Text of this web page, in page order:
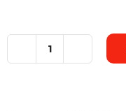
Алювент